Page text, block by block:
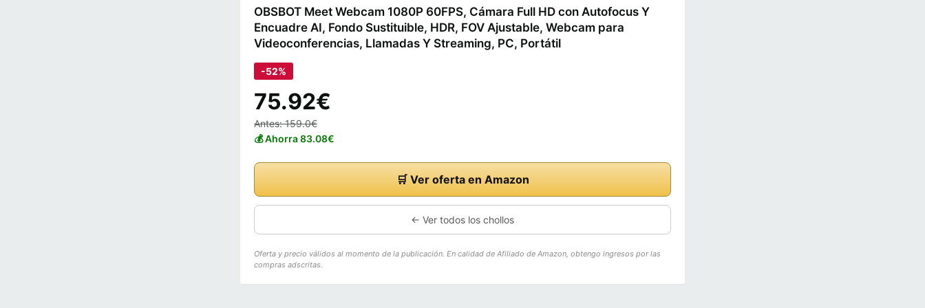
OBSBOT Meet Webcam 1080P 60FPS, Cámara Full HD con Autofocus Y
Encuadre AI, Fondo Sustituible, HDR, FOV Ajustable, Webcam para
Videoconferencias, Llamadas Y Streaming, PC, Portátil
-52%
75.92€
Antes: 159.0€
💰 Ahorra 83.08€
🛒 Ver oferta en Amazon
← Ver todos los chollos
Oferta y precio válidos al momento de la publicación. En calidad de Afiliado de Amazon, obtengo ingresos por las
compras adscritas.